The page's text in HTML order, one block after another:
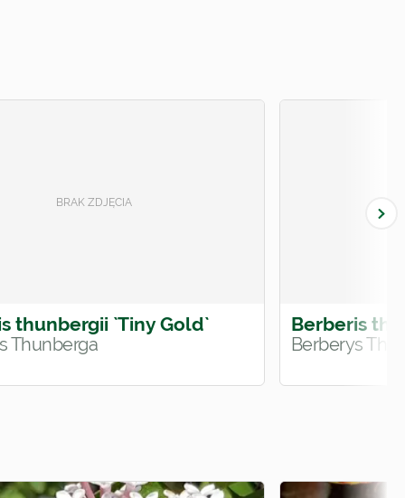
thunbergii `Tiny Gold`
Thunberga
Berberis
Berberys